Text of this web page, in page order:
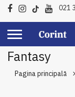
021
Fantasy
Pagina principală